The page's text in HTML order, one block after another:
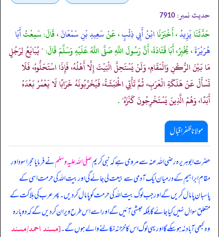
حدیث نمبر: 7910
حَدَّثَنَايَزِيدُ، أَخْبَرَنَاابْنُ أَبِي ذِئْبٍ، عَنْسَعِيدِ بْنِ سَمْعَانَ، قَالَ: سَمِعْتُأَبَا
هُرَيْرَةَ، يُخْبِرُ، أَبَا قَتَادَةَ، أَنَّ رَسُولَ اللَّهِ صَلَّى اللَّهُ عَلَيْهِ وَسَلَّمَ قَالَ:" يُبَايَعُ لِرَجُلٍ
مَا بَيْنَ الرُّكْنِ وَالْمَقَامِ، وَلَنْ يَسْتَحِلَّ الْبَيْتَ إِلَّا أَهْلُهُ، فَإِذَا اسْتَحَلُّوهُ، فَلَا
تَسْأَلْ عَنْ هَلَكَةِ الْعَرَبِ، ثُمَّ تَأْتِي الْحَبَشَةُ، فَيُخَرِّبُونَهُ خَرَابًا لَا يَعْمُرُ بَعْدَهُ
أَبَدًا، وَهُمْ الَّذِينَ يَسْتَخْرِجُونَ كَنْزَهُ".
مولانا ظفر اقبال
حضرت ابوہریرہ رضی اللہ عنہ سے مروی ہے کہ نبی کریمصلی اللہ علیہ وسلمنے فرمایا حجر اسود اور
مقام ابراہیم کے درمیان ایک آدمی سے بیعت لی جائے گی اور بیت اللہ کی حرمت اسی کے
پاسبان پامال کریں گے اور جب لوگ بیت اللہ کی حرمت کو پامال کردیں۔ پھر عرب کی ہلاکت کے
متعلق سوال نہیں کیا جائے گا بلکہ حبشی آئیں گے اور اسے اس طرح ویران کردیں گے کہ دوبارہ
وہ کبھی آباد نہ ہو سکے گا اور یہی لوگ اس کا خزانہ نکالنے والے ہوں گے۔[مسند احمد/مسند